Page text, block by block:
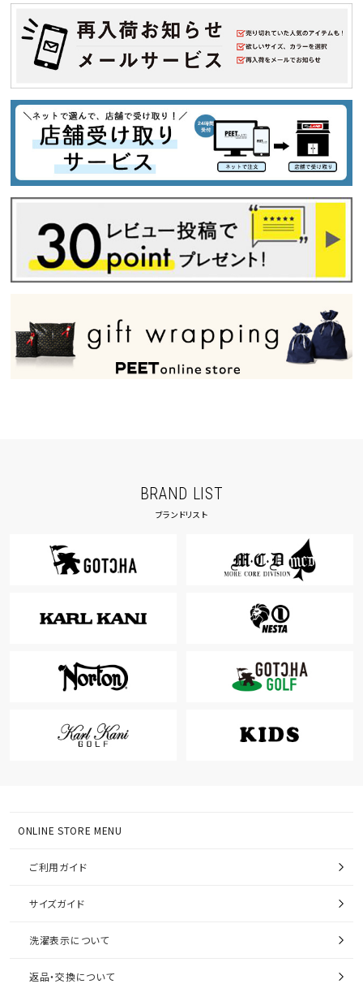
BRAND LIST
ブランドリスト
ONLINE STORE MENU
ご利用ガイド
サイズガイド
洗濯表示について
返品・交換について